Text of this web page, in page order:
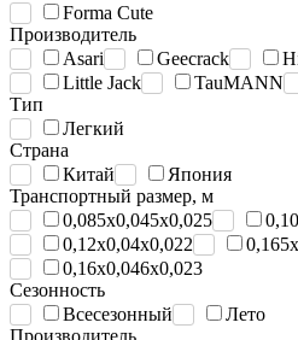
Forma Cute
Производитель
Asari
Geecrack
Little Jack
TauMANN
Тип
Легкий
Страна
Китай
Япония
Транспортный размер, м
0,085x0,045x0,025
0,12х0,04х0,022
0,16х0,046х0,023
Сезонность
Всесезонный
Лето
Производитель